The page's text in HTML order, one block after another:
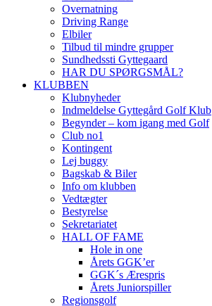
Overnatning
Driving Range
Elbiler
Tilbud til mindre grupper
Sundhedssti Gyttegaard
HAR DU SPØRGSMÅL?
KLUBBEN
Klubnyheder
Indmeldelse Gyttegård Golf Klub
Begynder – kom igang med Golf
Club no1
Kontingent
Lej buggy
Bagskab & Biler
Info om klubben
Vedtægter
Bestyrelse
Sekretariatet
HALL OF FAME
Hole in one
Årets GGK’er
GGK´s Ærespris
Årets Juniorspiller
Regionsgolf